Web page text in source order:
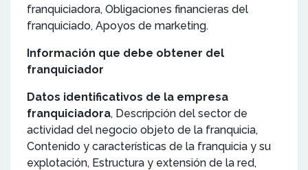
franquiciadora, Obligaciones financieras del
franquiciado, Apoyos de marketing.
Información que debe obtener del
franquiciador
Datos identificativos de la empresa
franquiciadora, Descripción del sector de
actividad del negocio objeto de la franquicia,
Contenido y características de la franquicia y su
explotación, Estructura y extensión de la red,